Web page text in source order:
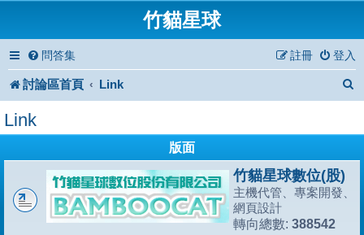
竹貓星球
問答集 登入
註冊
討論區首頁 Link
Link
版面
竹貓星球數位(股)
主機代管、專案開發、
網頁設計
轉向總數: 388542